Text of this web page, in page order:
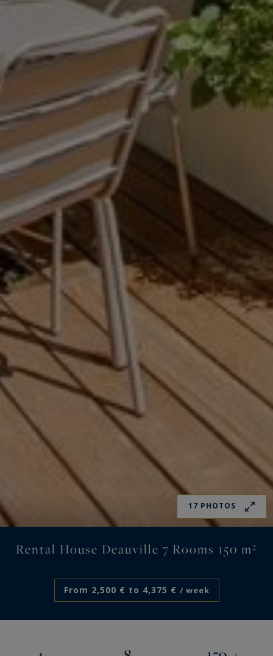
17 PHOTOS
Rental House Deauville 7 Rooms 150 m²
From 2,500 € to 4,375 € / week